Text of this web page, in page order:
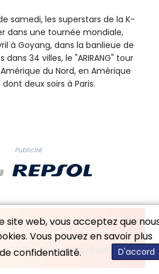
site web, vous acceptez que
Vous pouvez en savoir plus
confidentialité.
D'accord
samedi, les superstars de la K-
dans une tournée mondiale,
à Goyang, dans la banlieue de
dans 34 villes, le "ARIRANG" tour
du Nord, en Amérique
deux soirs à Paris.
Publicité
- 2026 - Tous droits réservés